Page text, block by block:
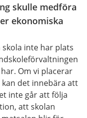
skulle medföra
ekonomiska
inte har plats
Om vi placerar
det innebära att
inte går att följa
att skolan